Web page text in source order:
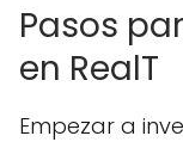
Pasos
en RealT
Empezar a